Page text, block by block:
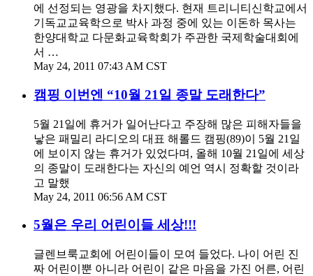
에 선정되는 영광을 차지했다. 현재 트리니티신학교에서
기독교교육학으로 박사 과정 중에 있는 이돈하 목사는
한양대학교 다문화교육학회가 주관한 국제학술대회에
서 …
May 24, 2011 07:43 AM CST
캠핑 이번엔 “10월 21일 종말 도래한다”
5월 21일에 휴거가 일어난다고 주장해 많은 피해자들을
낳은 패밀리 라디오의 대표 해롤드 캠핑(89)이 5월 21일
에 보이지 않는 휴거가 있었다며, 올해 10월 21일에 세상
의 종말이 도래한다는 자신의 예언 역시 정확할 것이라
고 말했
May 24, 2011 06:56 AM CST
5월은 우리 어린이들 세상!!!
글렌브룩교회에 어린이들이 모여 들었다. 나이 어린 진
짜 어린이뿐 아니라 어린이 같은 마음을 가진 어른, 어린